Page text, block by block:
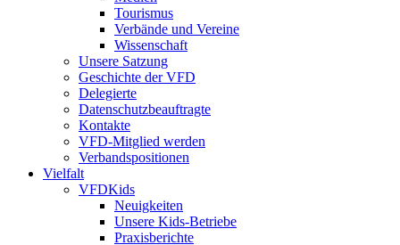
Tourismus
Verbände und Vereine
Wissenschaft
Unsere Satzung
Geschichte der VFD
Delegierte
Datenschutzbeauftragte
Kontakte
VFD-Mitglied werden
Verbandspositionen
Vielfalt
VFDKids
Neuigkeiten
Unsere Kids-Betriebe
Praxisberichte